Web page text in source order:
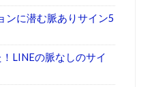
ンに潜む脈ありサイン5
LINEの脈なしのサイ